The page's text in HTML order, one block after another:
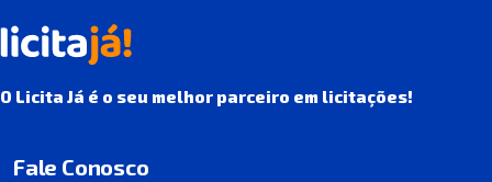
O Licita Já é o seu melhor parceiro em licitações!
Fale Conosco